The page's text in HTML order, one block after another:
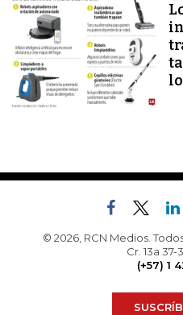
© 2026, RCN Medios.
Cr. 13a
(+57) 1